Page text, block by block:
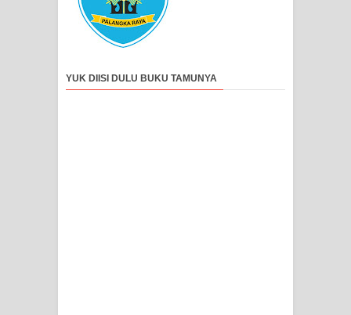
YUK DIISI DULU BUKU TAMUNYA